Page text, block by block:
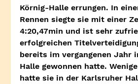
Körnig-Halle errungen. In
Rennen siegte sie mit einer
4:20,47min und ist sehr
erfolgreichen
bereits im vergangenen Jahr
Halle gewonnen hatte.
hatte sie in der Karlsruher